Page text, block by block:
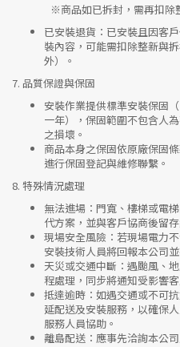
※商品如已拆封，需再扣除
已安裝退貨 ：已安裝且因客
裝內容，可能需扣除整新與
外）。
7. 品質保證與保固
安裝作業提供標準安裝保固
一年），保固範圍不包含人
之損壞。
商品本身之保固依原廠保固
進行保固登記與維修聯繫。
8. 特殊情況處理
無法進場 ：門寬、樓梯或電
代方案，並與客戶協商後留
現場安全風險 ： 若現場電力
安裝技術人員將回報本公司
天災或交通中斷 ：遇颱風、
程處理，同步將通知受影響
抵達逾時 ：如遇交通或不可
延配送及安裝服務，以確保
服務人員協助。
離島配送 ：應事先洽詢本公